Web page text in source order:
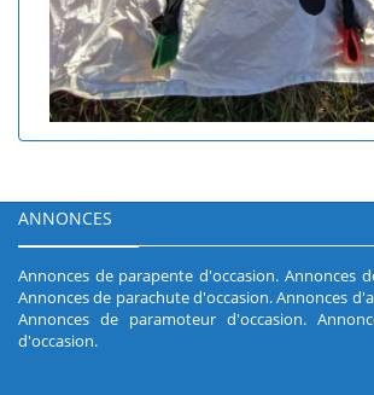
ANNONCES
Annonces de parapente d'occasion. Annonces
Annonces de parachute d'occasion.Annonces
Annonces de paramoteur d'occasion.
d'occasion.